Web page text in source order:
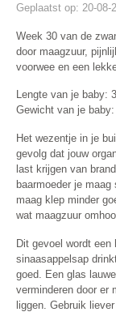
Geplaatst op: 20-08-
Week 30 van de
door maagzuur,
voorwee en een
Lengte van je baby:
Gewicht van je
Het wezentje in je
gevolg dat jouw
last krijgen van
baarmoeder je
maag klep minder
wat maagzuur
Dit gevoel wordt
sinaasappelsap
goed. Een glas
verminderen door er
liggen. Gebruik